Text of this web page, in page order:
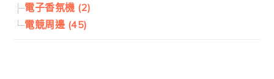
電子香氛機 (2)
電競周邊 (45)